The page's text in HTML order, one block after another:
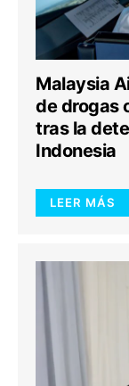
Malaysia
de drogas
tras la
Indonesia
LEER MÁS